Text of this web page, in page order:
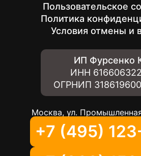
Пользовательское
Политика
Условия отмены и
ИП Фурсенко
ИНН
ОГРНИП
Москва, ул.
+7 (495)